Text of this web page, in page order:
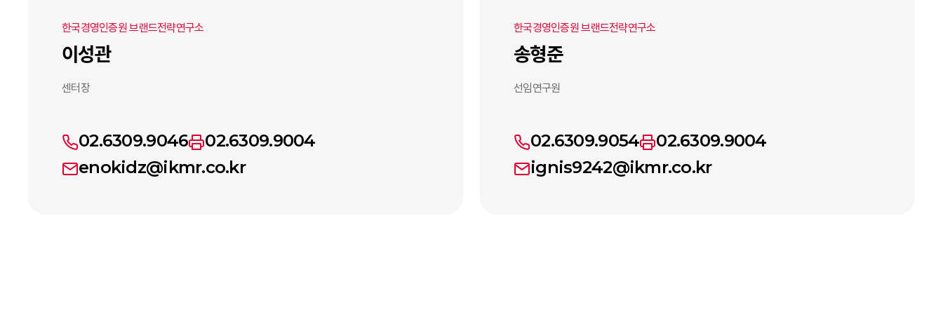
한국경영인증원 브랜드전략연구소
이성관
센터장
02.6309.9046
02.6309.9004
enokidz@ikmr.co.kr
한국경영인증원 브랜드전략연구소
송형준
선임연구원
02.6309.9054
02.6309.9004
ignis9242@ikmr.co.kr